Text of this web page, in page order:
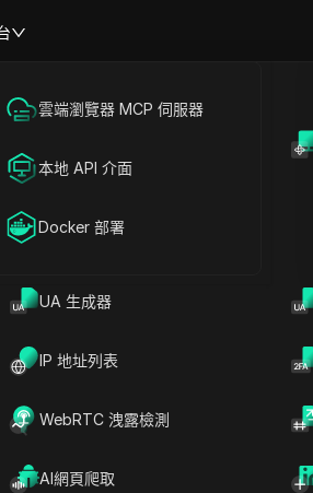
UA 生成器
IP 地址列表
WebRTC 洩露檢測
AI網頁爬取
雲端瀏覽器 MCP 伺服器
本地 API 介面
Docker 部署
機器人 -
- Telegram
提問
分享給 Copy Link